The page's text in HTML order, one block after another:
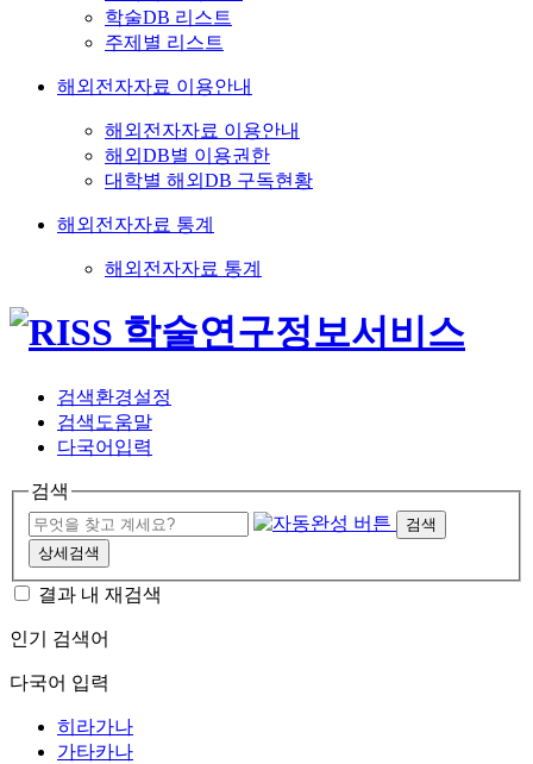
학술DB 리스트
주제별 리스트
해외전자자료 이용안내
해외전자자료 이용안내
해외DB별 이용권한
대학별 해외DB 구독현황
해외전자자료 통계
해외전자자료 통계
검색환경설정
검색도움말
다국어입력
검색
검색
상세검색
결과 내 재검색
인기 검색어
다국어 입력
히라가나
가타카나